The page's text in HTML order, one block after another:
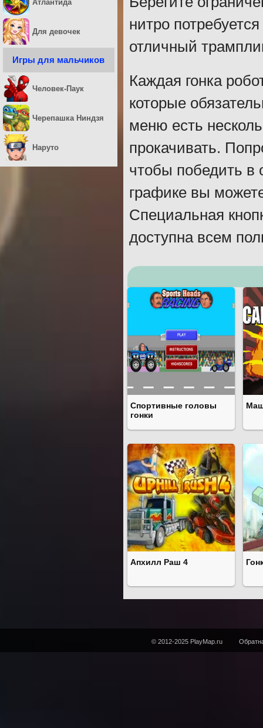
нитро
отличный
Каждая гонка
которые
меню есть
прокачивать.
чтобы победить в
графике вы
Специальная
доступна всем
Спортивные головы
гонки
Апхилл Раш 4
Атлантида
Для девочек
Игры для мальчиков
Человек-Паук
Черепашка Ниндзя
Наруто
© 2012-2025 PlayMap.ru